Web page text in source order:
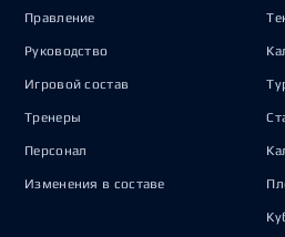
Правление
Руководство
Игровой состав
Тренеры
Персонал
Изменения в составе